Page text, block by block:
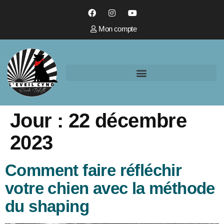
Mon compte
Jour : 22 décembre
2023
Comment faire réfléchir
votre chien avec la méthode
du shaping